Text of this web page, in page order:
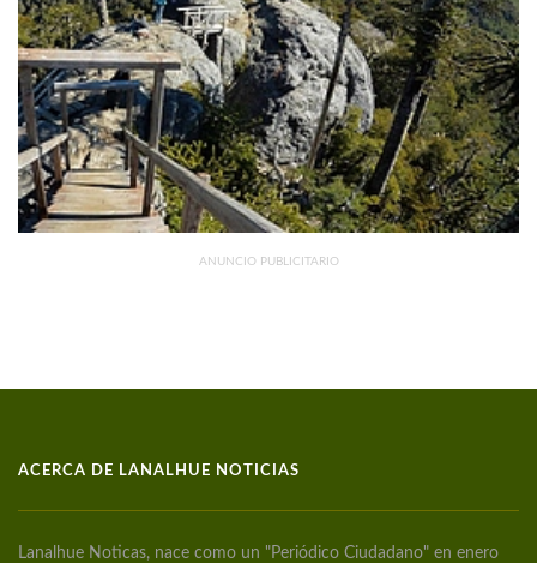
ANUNCIO PUBLICITARIO
ACERCA DE LANALHUE NOTICIAS
Lanalhue Noticas, nace como un "Periódico Ciudadano" en enero